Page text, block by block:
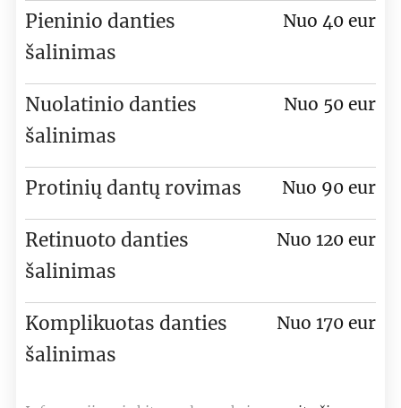
Pieninio danties
šalinimas
Nuo 40 eur
Nuolatinio danties
šalinimas
Nuo 50 eur
Protinių dantų rovimas Nuo 90 eur
Retinuoto danties
šalinimas
Nuo 120 eur
Komplikuotas danties
šalinimas
Nuo 170 eur